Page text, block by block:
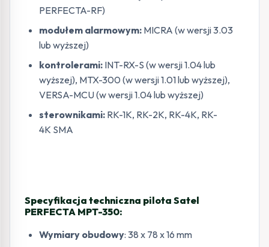
PERFECTA-RF)
modułem alarmowym: MICRA (w wersji 3.03
lub wyższej)
kontrolerami: INT-RX-S (w wersji 1.04 lub
wyższej), MTX-300 (w wersji 1.01 lub wyższej),
VERSA-MCU (w wersji 1.04 lub wyższej)
sterownikami: RK-1K, RK-2K, RK-4K, RK-
4K SMA
Specyfikacja techniczna pilota Satel
PERFECTA MPT-350:
Wymiary obudowy: 38 x 78 x 16 mm